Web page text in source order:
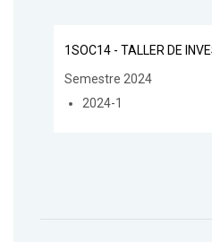
1SOC14 - TALLER DE
Semestre 2024
2024-1